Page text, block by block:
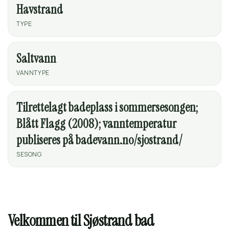
Havstrand
TYPE
Saltvann
VANNTYPE
Tilrettelagt badeplass i sommersesongen;
Blått Flagg (2008); vanntemperatur
publiseres på badevann.no/sjostrand/
SESONG
Velkommen til Sjøstrand bad